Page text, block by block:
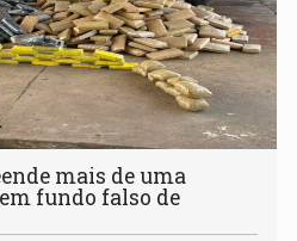
mais de uma
fundo falso de